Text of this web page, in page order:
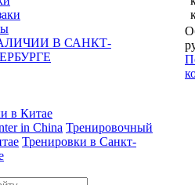
В САНКТ-
в Китае
in China Тренировочный
Тренировки в Санкт-